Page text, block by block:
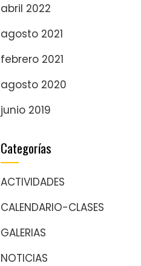
abril 2022
agosto 2021
febrero 2021
agosto 2020
junio 2019
Categorías
ACTIVIDADES
CALENDARIO-CLASES
GALERIAS
NOTICIAS